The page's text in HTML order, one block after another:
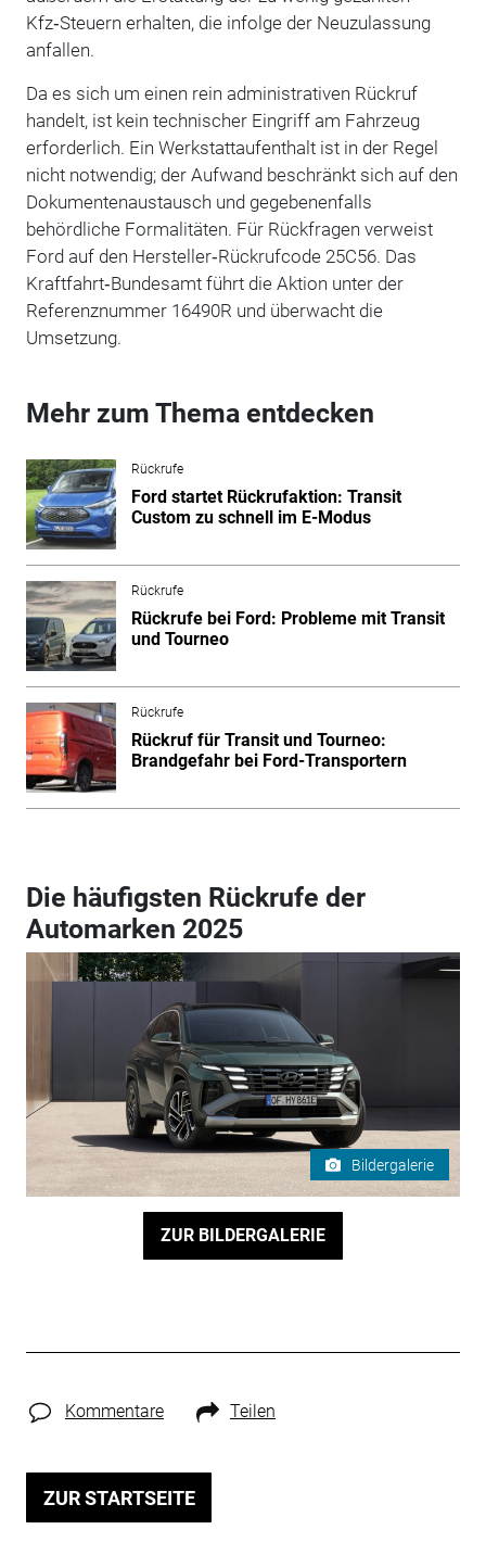
Kfz‑Steuern erhalten, die infolge der Neuzulassung
anfallen.
Da es sich um einen rein administrativen Rückruf
handelt, ist kein technischer Eingriff am Fahrzeug
erforderlich. Ein Werkstattaufenthalt ist in der Regel
nicht notwendig; der Aufwand beschränkt sich auf den
Dokumentenaustausch und gegebenenfalls
behördliche Formalitäten. Für Rückfragen verweist
Ford auf den Hersteller‑Rückrufcode 25C56. Das
Kraftfahrt‑Bundesamt führt die Aktion unter der
Referenznummer 16490R und überwacht die
Umsetzung.
Mehr zum Thema entdecken
Rückrufe
Ford startet Rückrufaktion: Transit
Custom zu schnell im E-Modus
Rückrufe
Rückrufe bei Ford: Probleme mit Transit
und Tourneo
Rückrufe
Rückruf für Transit und Tourneo:
Brandgefahr bei Ford-Transportern
Die häufigsten Rückrufe der
Automarken 2025
Bildergalerie
ZUR BILDERGALERIE
Kommentare Teilen
ZUR STARTSEITE